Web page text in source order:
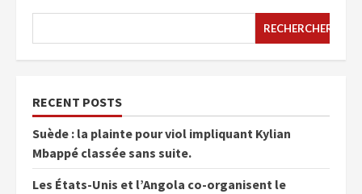
RECHERCHER
RECENT POSTS
Suède : la plainte pour viol impliquant Kylian
Mbappé classée sans suite.
Les États-Unis et l’Angola co-organisent le